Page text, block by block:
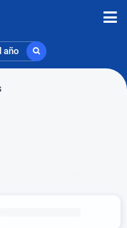
año